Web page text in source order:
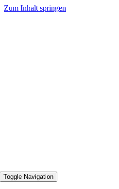
Zum Inhalt springen
Toggle Navigation